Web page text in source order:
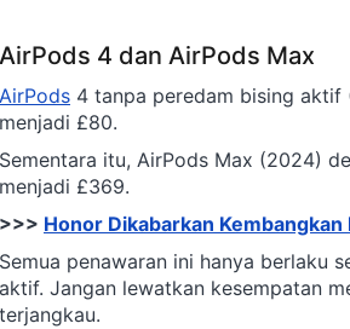
AirPods 4 dan AirPods Max
AirPods 4 tanpa peredam bising aktif
menjadi £80.
Sementara itu, AirPods Max (2024)
menjadi £369.
>>> Honor Dikabarkan
Semua penawaran ini hanya berlaku
aktif. Jangan lewatkan kesempatan
terjangkau.